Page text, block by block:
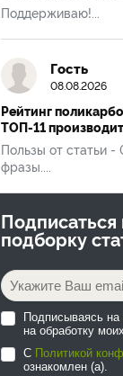
Поддерживаю!...
Гость
08.08.2026
Рейтинг
ТОП-11
Пользы от статьи
фразы....
Подписаться
подборку
Подписываясь
на обработку
С Политикой
ознакомлен (а).